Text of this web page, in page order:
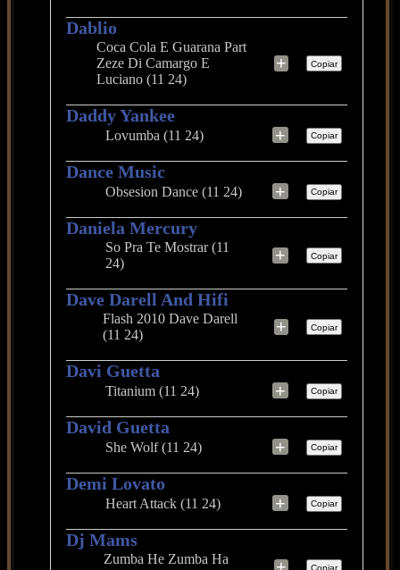
Dablio
Coca Cola E Guarana Part
Zeze Di Camargo E
Luciano (11 24)
+ Copiar
Daddy Yankee
Lovumba (11 24) + Copiar
Dance Music
Obsesion Dance (11 24) + Copiar
Daniela Mercury
So Pra Te Mostrar (11
24)
+ Copiar
Dave Darell And Hifi
Flash 2010 Dave Darell
(11 24)
+ Copiar
Davi Guetta
Titanium (11 24) + Copiar
David Guetta
She Wolf (11 24) + Copiar
Demi Lovato
Heart Attack (11 24) + Copiar
Dj Mams
Zumba He Zumba Ha
Copiar